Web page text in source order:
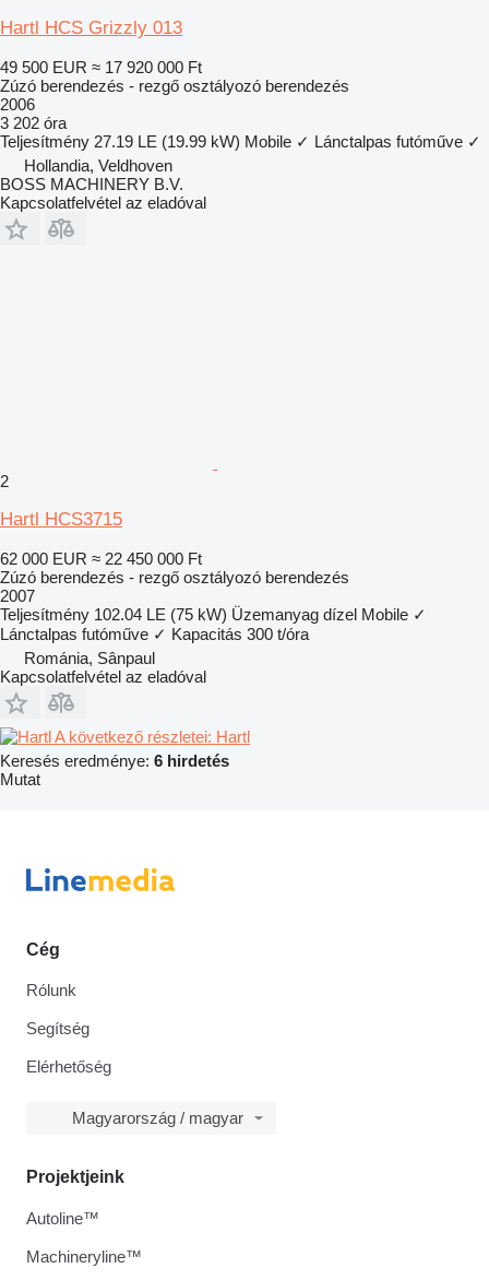
Hartl HCS Grizzly 013
49 500 EUR ≈ 17 920 000 Ft
Zúzó berendezés - rezgő osztályozó berendezés
2006
3 202 óra
Teljesítmény 27.19 LE (19.99 kW) Mobile ✓ Lánctalpas futóműve ✓
Hollandia, Veldhoven
BOSS MACHINERY B.V.
Kapcsolatfelvétel az eladóval
2
Hartl HCS3715
62 000 EUR ≈ 22 450 000 Ft
Zúzó berendezés - rezgő osztályozó berendezés
2007
Teljesítmény 102.04 LE (75 kW) Üzemanyag dízel Mobile ✓
Lánctalpas futóműve ✓ Kapacitás 300 t/óra
Románia, Sânpaul
Kapcsolatfelvétel az eladóval
A következő részletei: Hartl
Keresés eredménye: 6 hirdetés
Mutat
Cég
Rólunk
Segítség
Elérhetőség
Magyarország / magyar
Projektjeink
Autoline™
Machineryline™